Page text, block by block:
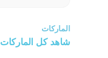
الماركات
شاهد كل الماركات